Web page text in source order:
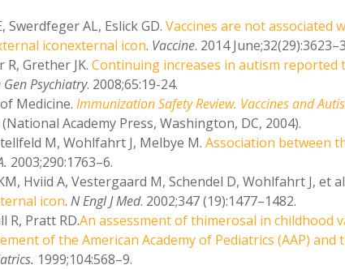
Swerdfeger AL, Eslick GD. Vaccines are not associated
iconexternal icon. Vaccine. 2014
R, Grether JK. Continuing increases in autism reported
Gen Psychiatry. 2008;65:19-24.
Medicine. Immunization Safety Review. Vaccines and
Academy Press, Washington, DC, 2004).
M, Wohlfahrt J, Melbye M. Association between
2003;290:1763–6.
Hviid A, Vestergaard M, Schendel D, Wohlfahrt J, et
icon. N Engl J Med. 2002;347 (19):1477–1482.
R, Pratt RD.An assessment of thimerosal in childhood
of the American Academy of Pediatrics (AAP)
1999;104:568–9.